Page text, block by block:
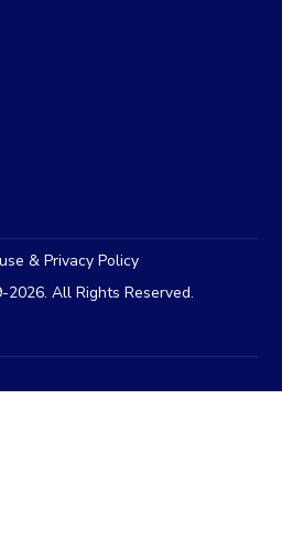
& Privacy Policy
All Rights Reserved.